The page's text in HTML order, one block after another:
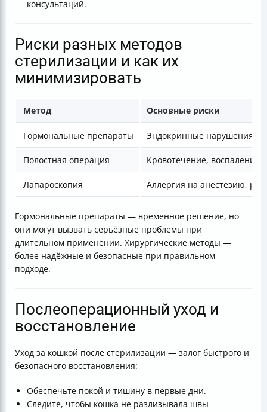
консультаций.
Риски разных методов
стерилизации и как их
минимизировать
Метод Основные риски
Гормональные препараты Эндокринные нарушения,
Полостная операция Кровотечение, воспаление
Лапароскопия Аллергия на анестезию,
Гормональные препараты — временное решение, но
они могут вызвать серьёзные проблемы при
длительном применении. Хирургические методы —
более надёжные и безопасные при правильном
подходе.
Послеоперационный уход и
восстановление
Уход за кошкой после стерилизации — залог быстрого и
безопасного восстановления:
Обеспечьте покой и тишину в первые дни.
Следите, чтобы кошка не разлизывала швы —